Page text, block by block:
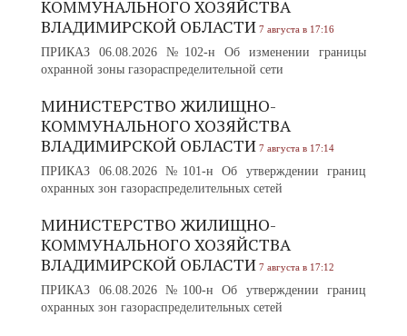
КОММУНАЛЬНОГО ХОЗЯЙСТВА
ВЛАДИМИРСКОЙ ОБЛАСТИ 7 августа в 17:16
ПРИКАЗ 06.08.2026 №102-н Об изменении границы
охранной зоны газораспределительной сети
МИНИСТЕРСТВО ЖИЛИЩНО-
КОММУНАЛЬНОГО ХОЗЯЙСТВА
ВЛАДИМИРСКОЙ ОБЛАСТИ 7 августа в 17:14
ПРИКАЗ 06.08.2026 №101-н Об утверждении границ
охранных зон газораспределительных сетей
МИНИСТЕРСТВО ЖИЛИЩНО-
КОММУНАЛЬНОГО ХОЗЯЙСТВА
ВЛАДИМИРСКОЙ ОБЛАСТИ 7 августа в 17:12
ПРИКАЗ 06.08.2026 №100-н Об утверждении границ
охранных зон газораспределительных сетей